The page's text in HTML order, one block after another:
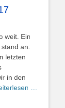
weit. Ein
an:
letzten
in den
…